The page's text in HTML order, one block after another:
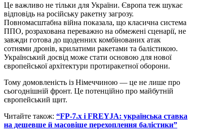
Це важливо не тільки для України. Європа теж шукає
відповідь на російську ракетну загрозу.
Повномасштабна війна показала, що класична система
ППО, розрахована переважно на обмежені сценарії, не
завжди готова до щоденних комбінованих атак
сотнями дронів, крилатими ракетами та балістикою.
Український досвід може стати основою для нової
європейської архітектури протиракетної оборони.
Тому домовленість із Німеччиною — це не лише про
сьогоднішній фронт. Це потенційно про майбутній
європейський щит.
Читайте також: “FP-7.x і FREYJA: українська ставка
на дешевше й масовіше перехоплення балістики”